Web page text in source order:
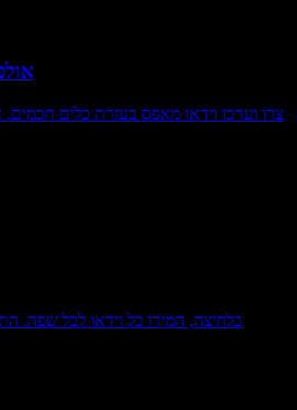
צרו וערכו וידאו מאפס בעזרת כלים חכמים.
בלחיצה, המירו כל וידאו לכל שפה.